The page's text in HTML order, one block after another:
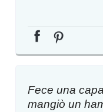
Fece una
mangiò un